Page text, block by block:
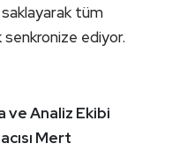
tüm
senkronize ediyor.
ve Analiz Ekibi
Mert